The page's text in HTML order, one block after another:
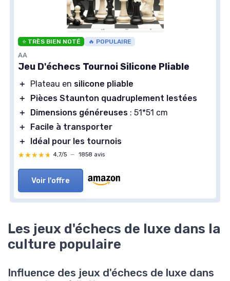
⭐ TRÈS BIEN NOTÉ 🔥 POPULAIRE
AA
Jeu D'échecs Tournoi Silicone Pliable
＋ Plateau en silicone pliable
＋
Pièces Staunton quadruplement lestées
＋
Dimensions généreuses : 51*51 cm
＋
Facile à transporter
＋
Idéal pour les tournois
★★★★★
★★★★★ 4,7/5 — 1858 avis
Voir l'offre
Les jeux d'échecs de luxe dans la
culture populaire
Influence des jeux d'échecs de luxe dans